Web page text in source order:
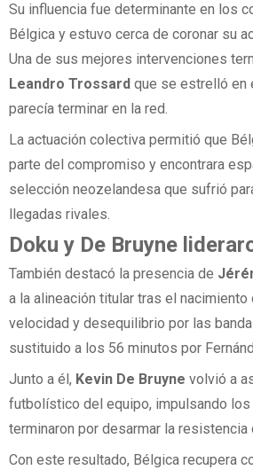
Su influencia fue determinante en los
Bélgica y estuvo cerca de coronar su
Una de sus mejores intervenciones
Leandro Trossard que se estrelló en
parecía terminar en la red.
La actuación colectiva permitió que
parte del compromiso y encontrara
selección neozelandesa que sufrió
llegadas rivales.
Doku y De Bruyne
También destacó la presencia de
a la alineación titular tras el nacimiento
velocidad y desequilibrio por las
sustituido a los 56 minutos por
Junto a él, Kevin De Bruyne volvió a
futbolístico del equipo, impulsando los
terminaron por desarmar la resistencia
Con este resultado, Bélgica recupera